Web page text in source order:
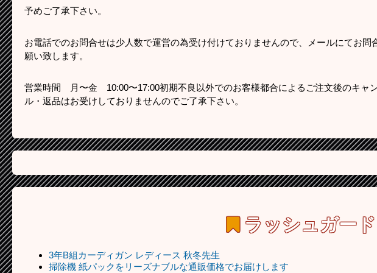
予めご了承下さい。
お電話でのお問合せは少人数で運営の為受け付けておりませんので、メールにてお問
願い致します。
営業時間 月〜金 10:00〜17:00初期不良以外でのお客様都合によるご注文後のキャ
ル・返品はお受けしておりませんのでご了承下さい。
ラッシュガー
3年B組カーディガン レディース 秋冬先生
掃除機 紙パックをリーズナブルな通販価格でお届けします